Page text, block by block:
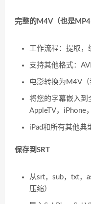
完整的M4V（也是MP4
工作流程：提取，
支持其他格式：
电影转换为M4V（
将您的字幕嵌入到
AppleTV，iPhone，
iPad和所有其他典
保存到SRT
从srt，sub，txt，
压缩）